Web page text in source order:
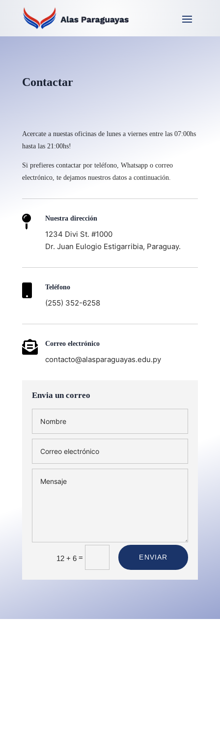
Contactar
Acercate a nuestas oficinas de lunes a viernes entre las 07:00hs
hasta las 21:00hs!
Si prefieres contactar por teléfono, Whatsapp o correo
electrónico, te dejamos nuestros datos a continuación.
 Nuestra dirección
1234 Divi St. #1000
Dr. Juan Eulogio Estigarribia, Paraguay.
Teléfono
(255) 352-6258
 Correo electrónico
contacto@alasparaguayas.edu.py
Envia un correo
12 + 6 = ENVIAR